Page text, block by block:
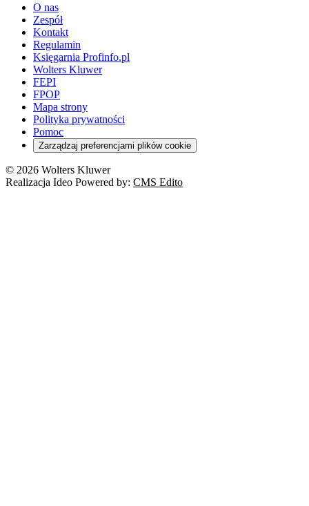
O nas
Zespół
Kontakt
Regulamin
Księgarnia Profinfo.pl
Wolters Kluwer
FEPI
FPOP
Mapa strony
Polityka prywatności
Pomoc
Zarządzaj preferencjami plików cookie
© 2026 Wolters Kluwer
Realizacja Ideo Powered by: CMS Edito